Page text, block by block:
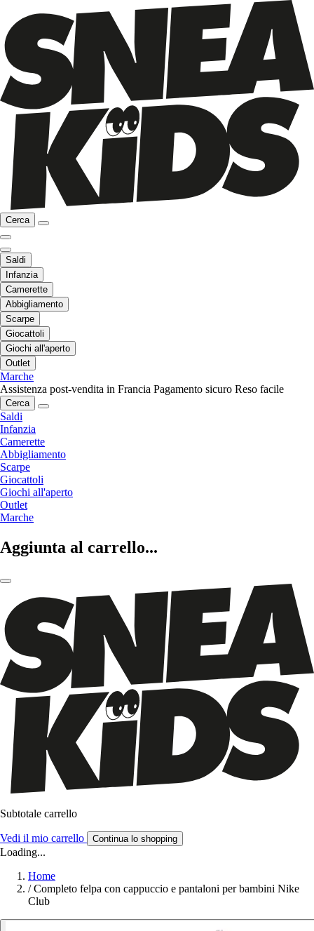
Cerca
Saldi
Infanzia
Camerette
Abbigliamento
Scarpe
Giocattoli
Giochi all'aperto
Outlet
Marche
Assistenza post-vendita in Francia Pagamento sicuro Reso facile
Cerca
Saldi
Infanzia
Camerette
Abbigliamento
Scarpe
Giocattoli
Giochi all'aperto
Outlet
Marche
Aggiunta al carrello...
Subtotale carrello
Vedi il mio carrello Continua lo shopping
Loading...
Home
/ Completo felpa con cappuccio e pantaloni per bambini Nike
Club